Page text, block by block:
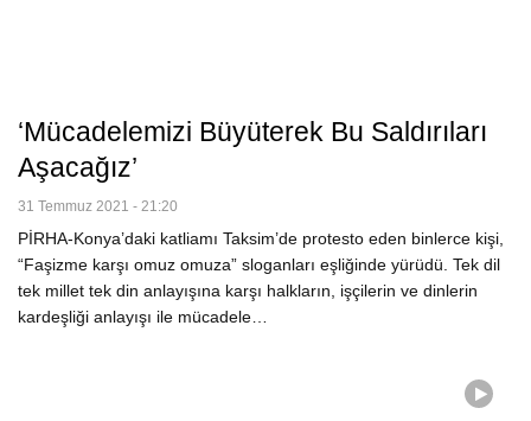
‘Mücadelemizi Büyüterek Bu Saldırıları
Aşacağız’
31 Temmuz 2021 - 21:20
PİRHA-Konya’daki katliamı Taksim’de protesto eden binlerce kişi,
“Faşizme karşı omuz omuza” sloganları eşliğinde yürüdü. Tek dil
tek millet tek din anlayışına karşı halkların, işçilerin ve dinlerin
kardeşliği anlayışı ile mücadele…